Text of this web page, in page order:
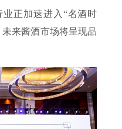
正加速进入“名酒时
来酱酒市场将呈现品